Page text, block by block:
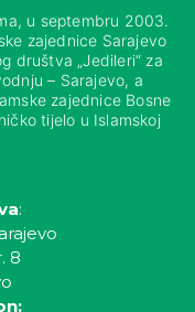
u septembru 2003.
zajednice Sarajevo
društva „Jedileri“ za
– Sarajevo, a
zajednice Bosne
tijelo u Islamskoj
:
8